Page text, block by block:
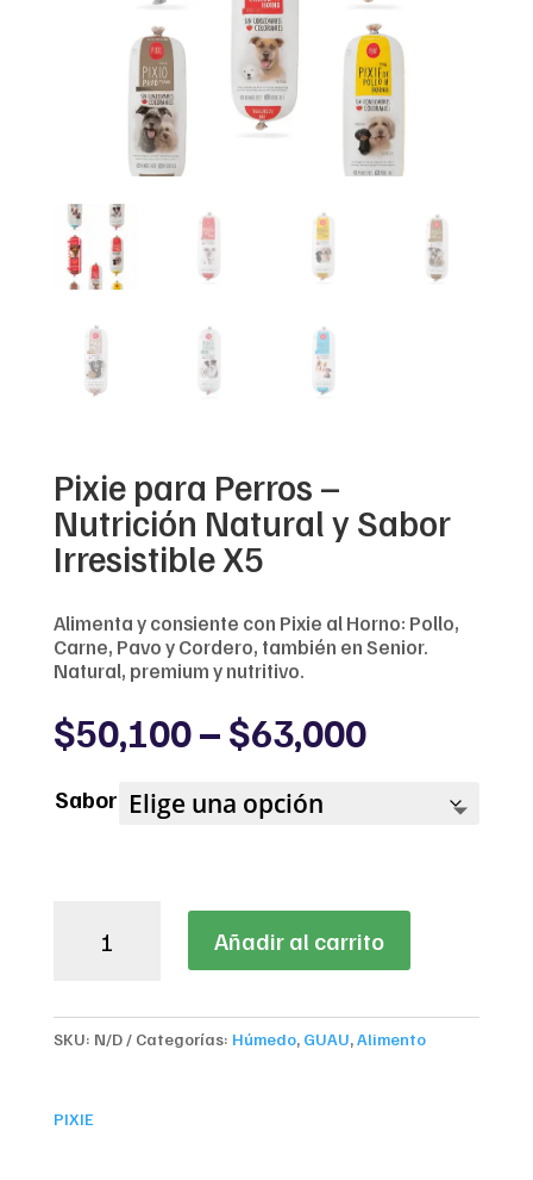
Pixie para Perros –
Nutrición Natural y Sabor
Irresistible X5
Alimenta y consiente con Pixie al Horno: Pollo,
Carne, Pavo y Cordero, también en Senior.
Natural, premium y nutritivo.
$50,100– $63,000Price
range:
through
Sabor
Nutrición
Natural
Irresistible
Añadir al carrito
SKU: N/D Categorías: Húmedo, GUAU,Alimento
PIXIE